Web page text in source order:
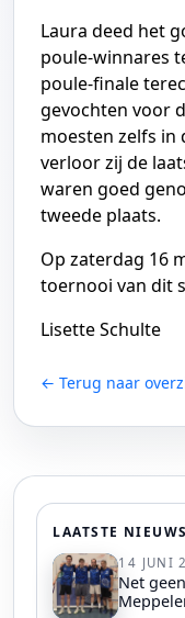
Laura deed het
poule-winnares
poule-finale
gevochten voor
moesten zelfs in
verloor zij de
waren goed
tweede plaats.
Op zaterdag 16
toernooi van dit
Lisette Schulte
← Terug naar
LAATSTE NIEUWS
14 JUNI
Net